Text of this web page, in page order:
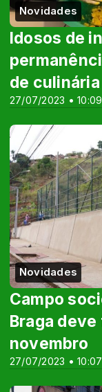
Novidades
27/07/2023 • 10:09
Idosos de
de culinária
Novidades
27/07/2023 • 10:07
Campo
Braga
novembro